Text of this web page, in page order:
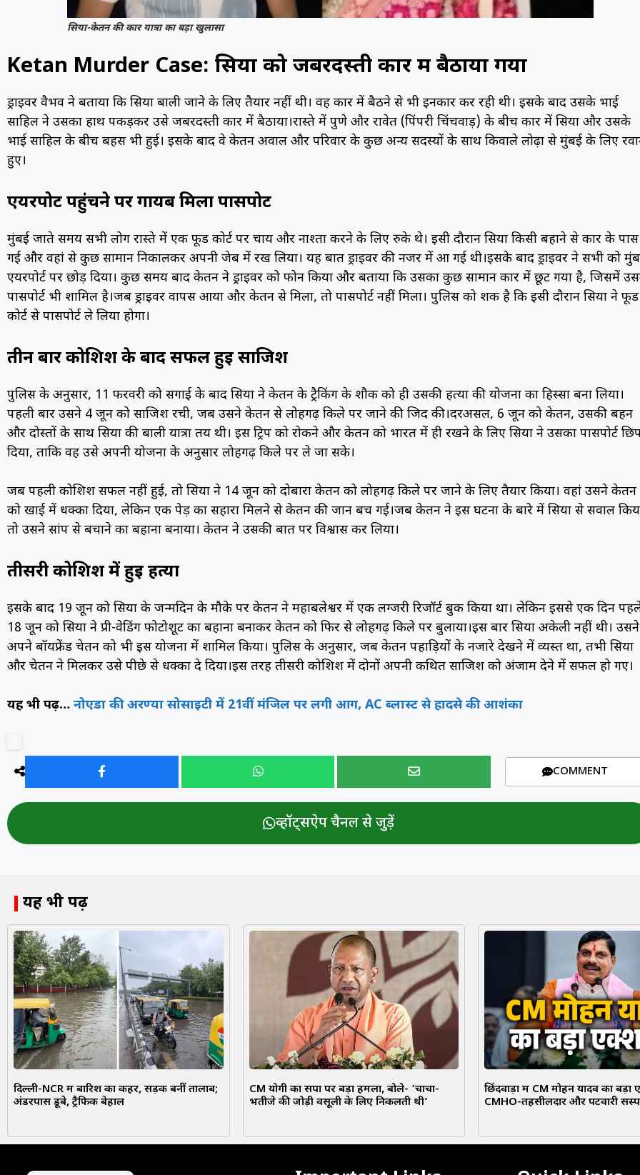
सिया-केतन की कार यात्रा का बड़ा खुलासा
Ketan Murder Case: सिया को जबरदस्ती कार में बैठाया गया
ड्राइवर वैभव ने बताया कि सिया बाली जाने के लिए तैयार नहीं थी। वह कार में बैठने से भी इनकार कर रही थी। इसके बाद उसके भाई
साहिल ने उसका हाथ पकड़कर उसे जबरदस्ती कार में बैठाया।रास्ते में पुणे और रावेत (पिंपरी चिंचवाड़) के बीच कार में सिया और उसके
भाई साहिल के बीच बहस भी हुई। इसके बाद वे केतन अग्रवाल और परिवार के कुछ अन्य सदस्यों के साथ किवाले लोढ़ा से मुंबई के लिए
हुए।
एयरपोर्ट पहुंचने पर गायब मिला पासपोर्ट
मुंबई जाते समय सभी लोग रास्ते में एक फूड कोर्ट पर चाय और नाश्ता करने के लिए रुके थे। इसी दौरान सिया किसी बहाने से कार के पास
गई और वहां से कुछ सामान निकालकर अपनी जेब में रख लिया। यह बात ड्राइवर की नजर में आ गई थी।इसके बाद ड्राइवर ने सभी को
एयरपोर्ट पर छोड़ दिया। कुछ समय बाद केतन ने ड्राइवर को फोन किया और बताया कि उसका कुछ सामान कार में छूट गया है, जिसमें
पासपोर्ट भी शामिल है।जब ड्राइवर वापस आया और केतन से मिला, तो पासपोर्ट नहीं मिला। पुलिस को शक है कि इसी दौरान सिया ने फूड
कोर्ट से पासपोर्ट ले लिया होगा।
तीन बार कोशिश के बाद सफल हुई साजिश
पुलिस के अनुसार, 11 फरवरी को सगाई के बाद सिया ने केतन के ट्रैकिंग के शौक को ही उसकी हत्या की योजना का हिस्सा बना लिया।
पहली बार उसने 4 जून को साजिश रची, जब उसने केतन से लोहगढ़ किले पर जाने की जिद की।दरअसल, 6 जून को केतन, उसकी बहन
और दोस्तों के साथ सिया की बाली यात्रा तय थी। इस ट्रिप को रोकने और केतन को भारत में ही रखने के लिए सिया ने उसका पासपोर्ट
दिया, ताकि वह उसे अपनी योजना के अनुसार लोहगढ़ किले पर ले जा सके।
जब पहली कोशिश सफल नहीं हुई, तो सिया ने 14 जून को दोबारा केतन को लोहगढ़ किले पर जाने के लिए तैयार किया। वहां उसने केतन
को खाई में धक्का दिया, लेकिन एक पेड़ का सहारा मिलने से केतन की जान बच गई।जब केतन ने इस घटना के बारे में सिया से सवाल
तो उसने सांप से बचाने का बहाना बनाया। केतन ने उसकी बात पर विश्वास कर लिया।
तीसरी कोशिश में हुई हत्या
इसके बाद 19 जून को सिया के जन्मदिन के मौके पर केतन ने महाबलेश्वर में एक लग्जरी रिजॉर्ट बुक किया था। लेकिन इससे एक दिन
18 जून को सिया ने प्री-वेडिंग फोटोशूट का बहाना बनाकर केतन को फिर से लोहगढ़ किले पर बुलाया।इस बार सिया अकेली नहीं थी। उसने
अपने बॉयफ्रेंड चेतन को भी इस योजना में शामिल किया। पुलिस के अनुसार, जब केतन पहाड़ियों के नजारे देखने में व्यस्त था, तभी सिया
और चेतन ने मिलकर उसे पीछे से धक्का दे दिया।इस तरह तीसरी कोशिश में दोनों अपनी कथित साजिश को अंजाम देने में सफल हो गए।
यह भी पढ़ें… नोएडा की अरण्या सोसाइटी में 21वीं मंजिल पर लगी आग, AC ब्लास्ट से हादसे की आशंका
COMMENT
व्हॉट्सऐप चैनल से जुड़ें
यह भी पढ़ें
दिल्ली-NCR में बारिश का कहर, सड़कें बनीं तालाब;
अंडरपास डूबे, ट्रैफिक बेहाल
CM योगी का सपा पर बड़ा हमला, बोले- ‘चाचा-
भतीजे की जोड़ी वसूली के लिए निकलती थी’
छिंदवाड़ा में CM मोहन यादव का बड़ा
CMHO-तहसीलदार और पटवारी